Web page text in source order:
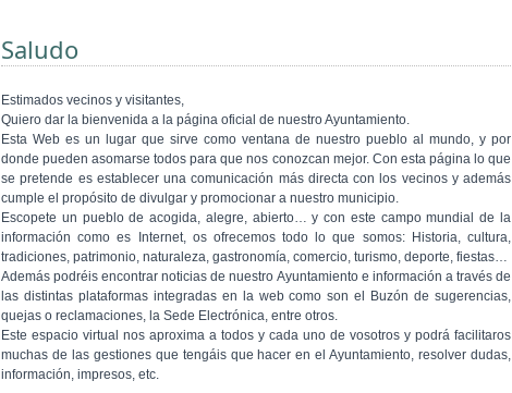
Saludo
Estimados vecinos y visitantes,
Quiero dar la bienvenida a la página oficial de nuestro Ayuntamiento.
Esta Web es un lugar que sirve como ventana de nuestro pueblo al mundo, y por
donde pueden asomarse todos para que nos conozcan mejor. Con esta página lo que
se pretende es establecer una comunicación más directa con los vecinos y además
cumple el propósito de divulgar y promocionar a nuestro municipio.
Escopete un pueblo de acogida, alegre, abierto… y con este campo mundial de la
información como es Internet, os ofrecemos todo lo que somos: Historia, cultura,
tradiciones, patrimonio, naturaleza, gastronomía, comercio, turismo, deporte, fiestas…
Además podréis encontrar noticias de nuestro Ayuntamiento e información a través de
las distintas plataformas integradas en la web como son el Buzón de sugerencias,
quejas o reclamaciones, la Sede Electrónica, entre otros.
Este espacio virtual nos aproxima a todos y cada uno de vosotros y podrá facilitaros
muchas de las gestiones que tengáis que hacer en el Ayuntamiento, resolver dudas,
información, impresos, etc.